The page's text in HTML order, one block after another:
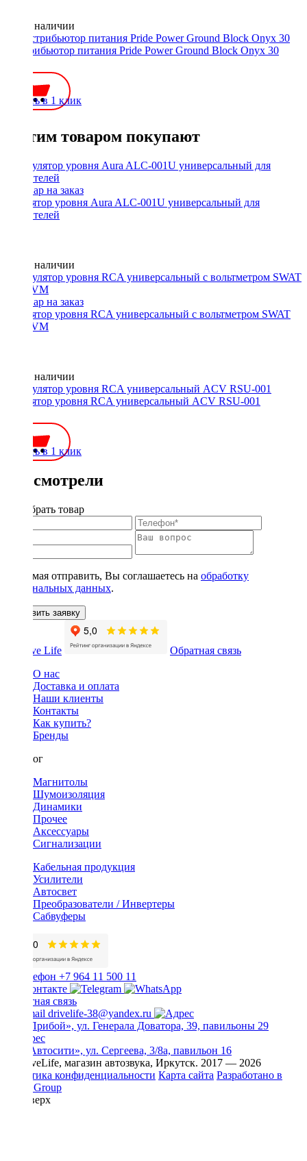
Нет в наличии
Дистрибьютор питания Pride Power Ground Block Onyx 30
Купить в 1 клик
С этим товаром покупают
Регулятор уровня Aura ALC-001U универсальный для
усилителей
Нет в наличии
Регулятор уровня RCA универсальный с вольтметром SWAT
RLC-VM
Нет в наличии
Регулятор уровня RCA универсальный ACV RSU-001
Купить в 1 клик
Вы смотрели
Подобрать товар
Нажимая отправить, Вы соглашаетесь на обработку
персональных данных.
Оставить заявку
Обратная связь
О нас
Доставка и оплата
Наши клиенты
Контакты
Как купить?
Бренды
Каталог
Магнитолы
Шумоизоляция
Динамики
Прочее
Аксессуары
Сигнализации
Кабельная продукция
Усилители
Автосвет
Преобразователи / Инвертеры
Сабвуферы
+7 964 11 500 11
Обратная связь
drivelife-38@yandex.ru
ТЦ «Прибой», ул. Генерала Доватора, 39, павильоны 29
ТЦ «Автосити», ул. Сергеева, 3/8а, павильон 16
© DriveLife, магазин автозвука, Иркутск. 2017 — 2026
Политика конфиденциальности Карта сайта Разработано в
Prime Group